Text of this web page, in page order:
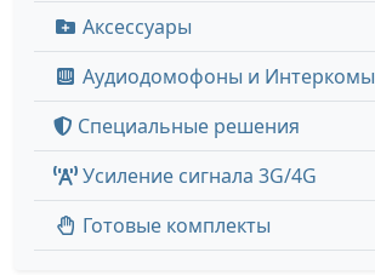
Аксессуары
Аудиодомофоны и Интеркомы
Специальные решения
Усиление сигнала 3G/4G
Готовые комплекты